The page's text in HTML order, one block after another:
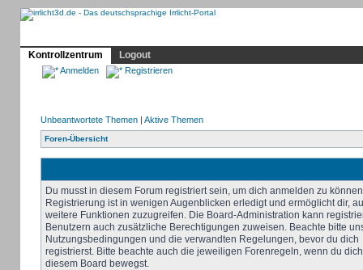
Kontrollzentrum
Logout
Anmelden Registrieren
Unbeantwortete Themen| Aktive Themen
Foren-Übersicht
Du musst in diesem Forum registriert sein, um dich anmelden zu
Registrierung ist in wenigen Augenblicken erledigt und ermöglicht dir,
weitere Funktionen zuzugreifen. Die Board-Administration kann
Benutzern auch zusätzliche Berechtigungen zuweisen. Beachte bitte
Nutzungsbedingungen und die verwandten Regelungen, bevor du dich
registrierst. Bitte beachte auch die jeweiligen Forenregeln, wenn du
diesem Board bewegst.